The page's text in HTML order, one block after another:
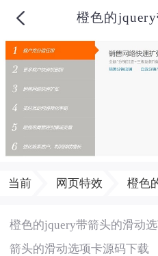
当前 网页特效
橙色的jquery带箭头的滑动
箭头的滑动选项卡源码下载